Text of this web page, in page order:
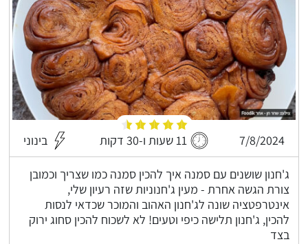
7/8/2024 11 שעות ו-30 דקות בינוני
ג'חנון שושנים עם סמנה איך להכין סמנה כמו שצריך וכמובן
צורת הגשה אחרת - מעין ג'חנוניות שזה רעיון שלי,
אינטרפטציה שונה לג'חנון האהוב והמוכר שכדאי לנסות
להכין, ג'חנון תלישה כיפי וטעים! לא לשכוח להכין סחוג ירוק
בצד